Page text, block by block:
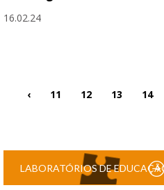
16.02.24
‹ 11 12 13 14
LABORATÓRIOS DE